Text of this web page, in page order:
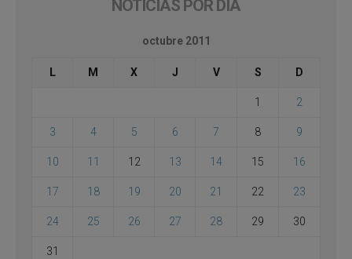
NOTICIAS POR DÍA
octubre 2011
L M X J V S D
1 2
3 4 5 6 7 8 9
10 11 12 13 14 15 16
17 18 19 20 21 22 23
24 25 26 27 28 29 30
31